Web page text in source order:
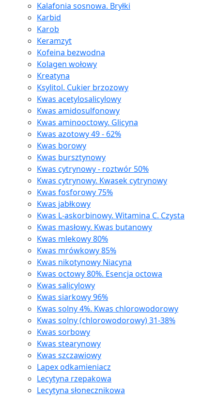
Kalafonia sosnowa. Bryłki
Karbid
Karob
Keramzyt
Kofeina bezwodna
Kolagen wołowy
Kreatyna
Ksylitol. Cukier brzozowy
Kwas acetylosalicylowy
Kwas amidosulfonowy
Kwas aminooctowy. Glicyna
Kwas azotowy 49 - 62%
Kwas borowy
Kwas bursztynowy
Kwas cytrynowy - roztwór 50%
Kwas cytrynowy. Kwasek cytrynowy
Kwas fosforowy 75%
Kwas jabłkowy
Kwas L-askorbinowy. Witamina C. Czysta
Kwas masłowy. Kwas butanowy
Kwas mlekowy 80%
Kwas mrówkowy 85%
Kwas nikotynowy Niacyna
Kwas octowy 80%. Esencja octowa
Kwas salicylowy
Kwas siarkowy 96%
Kwas solny 4%. Kwas chlorowodorowy
Kwas solny (chlorowodorowy) 31-38%
Kwas sorbowy
Kwas stearynowy
Kwas szczawiowy
Lapex odkamieniacz
Lecytyna rzepakowa
Lecytyna słonecznikowa